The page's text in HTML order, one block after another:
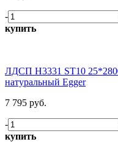
-
купить
ЛДСП H3331 ST10
натуральный Egger
7 795 руб.
-
купить